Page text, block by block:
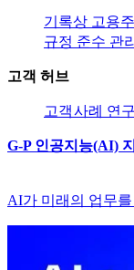
기록상 고용
규정 준수 관리​​
고객 허브​​
고객​​사례 연구​​
G-P 인공지능(AI)
AI가 미래의 업무